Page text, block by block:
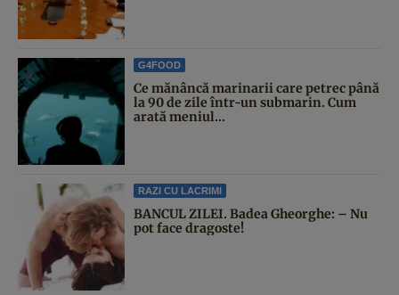
G4FOOD
Ce mănâncă marinarii care petrec până
la 90 de zile într-un submarin. Cum
arată meniul...
RAZI CU LACRIMI
BANCUL ZILEI. Badea Gheorghe: – Nu
pot face dragoste!